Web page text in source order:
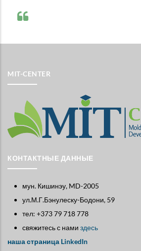
MIT-CENTER
КОНТАКТНЫЕ ДАННЫЕ
мун. Кишинэу, MD-2005
ул.М.Г.Бэнулеску-Бодони, 59
тел: +373 79 718 778
свяжитесь с нами здесь
наша страница LinkedIn